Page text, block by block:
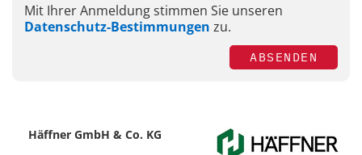
Mit Ihrer Anmeldung stimmen Sie unseren
Datenschutz-Bestimmungen zu.
ABSENDEN
Häffner GmbH & Co. KG